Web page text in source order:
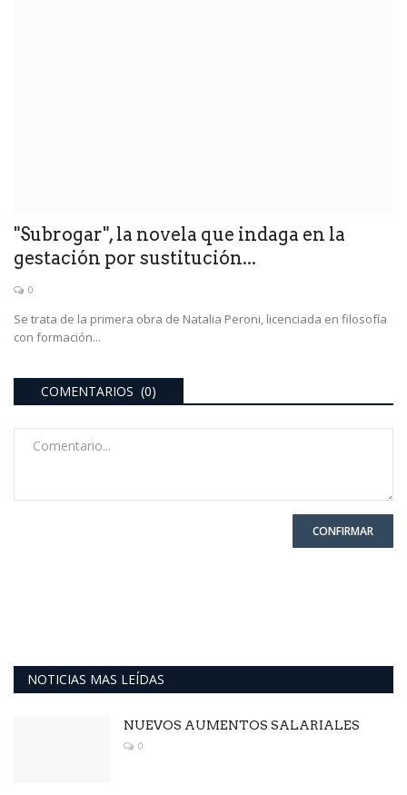
"Subrogar", la novela que indaga en la
gestación por sustitución...
0
Se trata de la primera obra de Natalia Peroni, licenciada en filosofía
con formación...
COMENTARIOS (0)
CONFIRMAR
NOTICIAS MAS LEÍDAS
NUEVOS AUMENTOS SALARIALES
0